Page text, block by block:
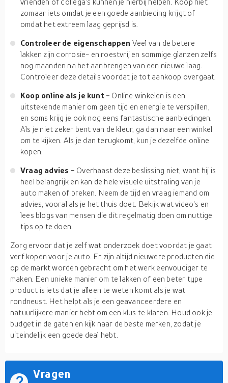
zomaar iets omdat je een goede aanbieding krijgt of
omdat het extreem laag geprijsd is.
Controleer de eigenschappen Veel van de betere
lakken zijn corrosie- en roestvrij en sommige glanzen zelfs
nog maanden na het aanbrengen van een nieuwe laag.
Controleer deze details voordat je tot aankoop overgaat.
Koop online als je kunt - Online winkelen is een
uitstekende manier om geen tijd en energie te verspillen,
en soms krijg je ook nog eens fantastische aanbiedingen.
Als je niet zeker bent van de kleur, ga dan naar een winkel
om te kijken. Als je dan terugkomt, kun je dezelfde online
kopen.
Vraag advies - Overhaast deze beslissing niet, want hij is
heel belangrijk en kan de hele visuele uitstraling van je
auto maken of breken. Neem de tijd en vraag iemand om
advies, vooral als je het thuis doet. Bekijk wat video's en
lees blogs van mensen die dit regelmatig doen om nuttige
tips op te doen.
Zorg ervoor dat je zelf wat onderzoek doet voordat je gaat
verf kopen voor je auto. Er zijn altijd nieuwere producten die
op de markt worden gebracht om het werk eenvoudiger te
maken. Een unieke manier om te lakken of een beter type
product is iets dat je alleen te weten komt als je wat
rondneust. Het helpt als je een geavanceerdere en
natuurlijkere manier hebt om een klus te klaren. Houd ook je
budget in de gaten en kijk naar de beste merken, zodat je
uiteindelijk een goede deal hebt.
Vragen